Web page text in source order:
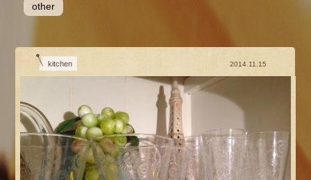
other
kitchen 2014.11.15